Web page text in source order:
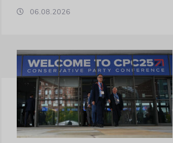
06.08.2026